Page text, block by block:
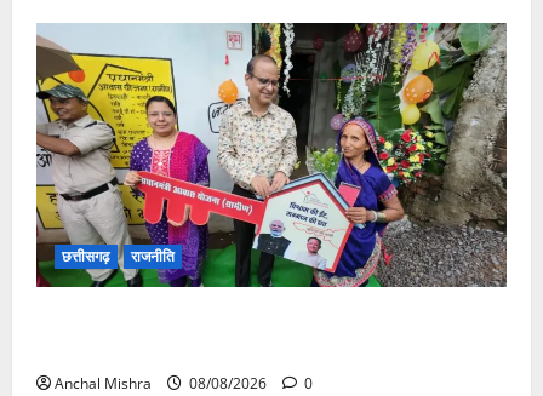
छत्तीसगढ़ राजनीति
Anchal Mishra 08/08/2026 0